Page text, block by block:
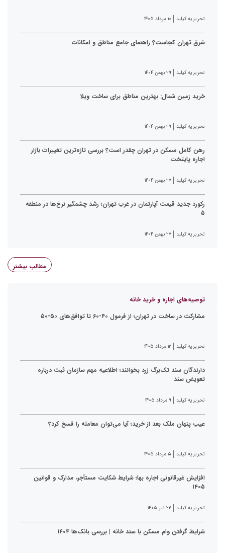
تحریریه کیلید ۱۰ مرداد ۱۴۰۵
شرق تهران کجاست؟ راهنمای جامع مناطق و امکانات
تحریریه کیلید ۲۹ بهمن ۱۴۰۴
خرید زمین شمال: بهترین مناطق برای ساخت ویلا
تحریریه کیلید ۲۹ بهمن ۱۴۰۴
رهن کامل مسکن در تهران چقدر است؟ بررسی تازه‌ترین تغییرات بازار
اجاره پایتخت
تحریریه کیلید ۲۷ بهمن ۱۴۰۴
رکورد جدید قیمت آپارتمان در غرب تهران؛ رشد چشمگیر نرخ‌ها در منطقه
۵
تحریریه کیلید ۲۷ بهمن ۱۴۰۴
مطالب بیشتر
توصیه‌های اجاره و خرید خانه
مشارکت در ساخت در تهران؛ از فرمول ۴۰-۶۰ تا توافق‌های ۵۰-۵۰
تحریریه کیلید ۱۲ مرداد ۱۴۰۵
دارندگان سند تک‌برگ زرد بخوانند؛ اطلاعیه مهم سازمان ثبت درباره
تعویض سند
تحریریه کیلید ۹ مرداد ۱۴۰۵
عیب پنهان ملک بعد از خرید؛ آیا می‌توان معامله را فسخ کرد؟
تحریریه کیلید ۵ مرداد ۱۴۰۵
افزایش غیرقانونی اجاره بها؛ شرایط شکایت مستأجر، مدارک و قوانین
۱۴۰۵
تحریریه کیلید ۲۲ تیر ۱۴۰۵
شرایط گرفتن وام مسکن با سند خانه | بررسی بانک‌ها ۱۴۰۴